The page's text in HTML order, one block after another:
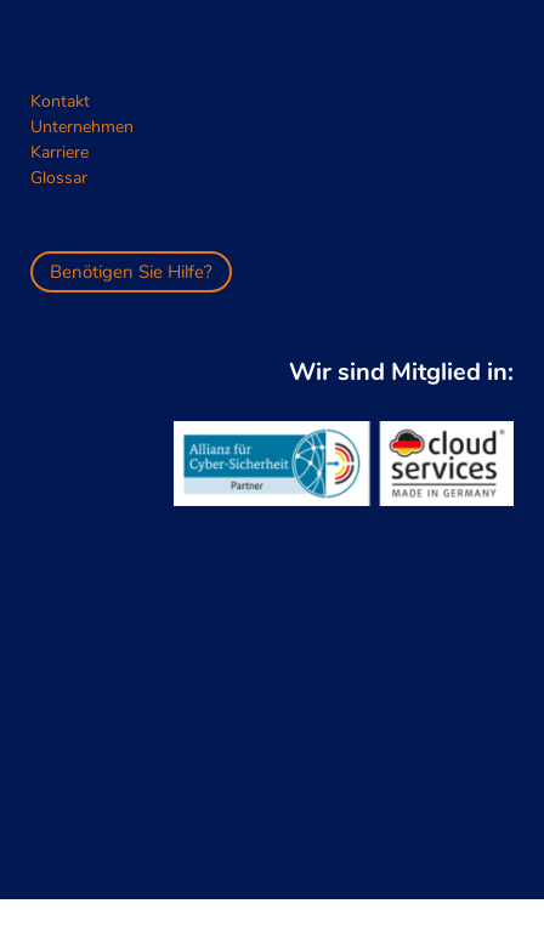
Kontakt
Unternehmen
Karriere
Glossar
Benötigen Sie Hilfe?
Wir sind Mitglied in: